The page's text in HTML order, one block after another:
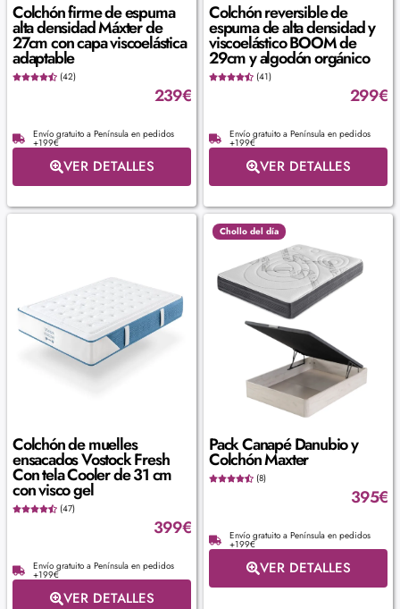
Colchón firme de espuma
alta densidad Máxter de
27cm con capa viscoelástica
adaptable
(42)
239€
Envío gratuito a Península en pedidos
+199€
VER DETALLES
Colchón reversible de
espuma de alta densidad y
viscoelástico BOOM de
29cm y algodón orgánico
(41)
299€
Envío gratuito a Península en pedidos
+199€
VER DETALLES
Colchón de muelles
ensacados Vostock Fresh
Con tela Cooler de 31 cm
con visco gel
(47)
399€
Envío gratuito a Península en pedidos
+199€
VER DETALLES
Chollo del día
Pack Canapé Danubio y
Colchón Maxter
(8)
395€
Envío gratuito a Península en pedidos
+199€
VER DETALLES